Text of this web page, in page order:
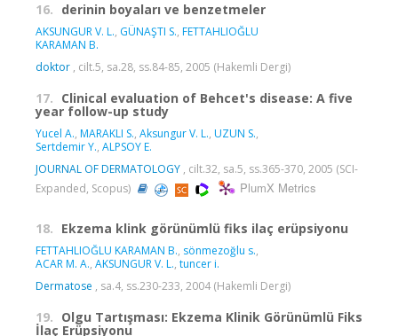
16. derinin boyaları ve benzetmeler
AKSUNGUR V. L., GÜNAŞTI S., FETTAHLIOĞLU
KARAMAN B.
doktor , cilt.5, sa.28, ss.84-85, 2005 (Hakemli Dergi)
17. Clinical evaluation of Behcet's disease: A five
year follow-up study
Yucel A., MARAKLI S., Aksungur V. L., UZUN S.,
Sertdemir Y., ALPSOY E.
JOURNAL OF DERMATOLOGY , cilt.32, sa.5, ss.365-370, 2005 (SCI-
Expanded, Scopus)
PlumX Metrics
18. Ekzema klink görünümlü fiks ilaç erüpsiyonu
FETTAHLIOĞLU KARAMAN B., sönmezoğlu s.,
ACAR M. A., AKSUNGUR V. L., tuncer i.
Dermatose , sa.4, ss.230-233, 2004 (Hakemli Dergi)
19. Olgu Tartışması: Ekzema Klinik Görünümlü Fiks
İlaç Erüpsiyonu